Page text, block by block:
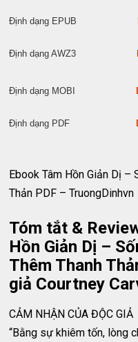
Định dạng EPUB
Định dạng AWZ3
Định dạng MOBI
Định dạng PDF
Ebook Tâm Hồn Giản Dị –
Thản PDF – TruongDinhvn
Tóm tắt &
Hồn Giản Dị –
Thêm Thanh
giả Courtney
CẢM NHẬN CỦA ĐỘC GIẢ
“Bằng sự khiêm tốn, lòng